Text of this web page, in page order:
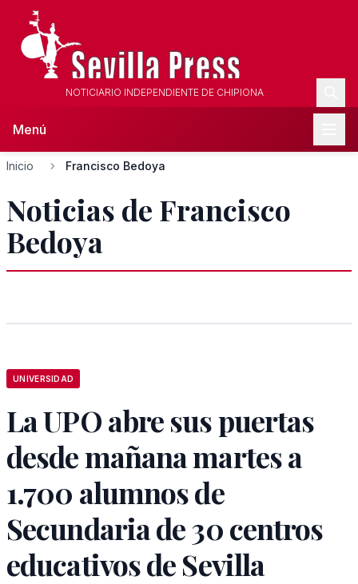
NOTICIARIO INDEPENDIENTE DE CHIPIONA
Menú
Inicio Francisco Bedoya
Noticias de Francisco
Bedoya
UNIVERSIDAD
La UPO abre sus puertas
desde mañana martes a
1.700 alumnos de
Secundaria de 30 centros
educativos de Sevilla